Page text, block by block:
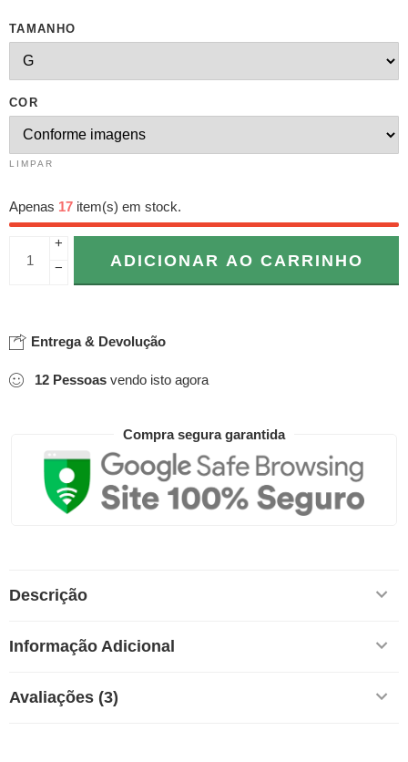
TAMANHO
COR
LIMPAR
Apenas 17 item(s) em stock.
+
−
ADICIONAR AO CARRINHO
Entrega & Devolução
12 Pessoas vendo isto agora
Compra segura garantida
Descrição
Informação Adicional
Avaliações (3)